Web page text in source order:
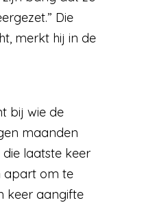
Die
merkt hij in de
bij wie de
maanden
die laatste keer
apart om te
keer aangifte